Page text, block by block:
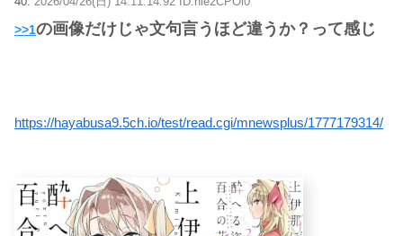
>>1の画像だけじゃ文句言うほど違うか？って感じ
https://hayabusa9.5ch.io/test/read.cgi/mnewsplus/1777179314/